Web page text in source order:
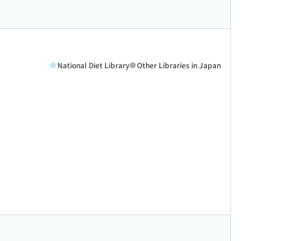
National Diet Library Other Libraries in Japan